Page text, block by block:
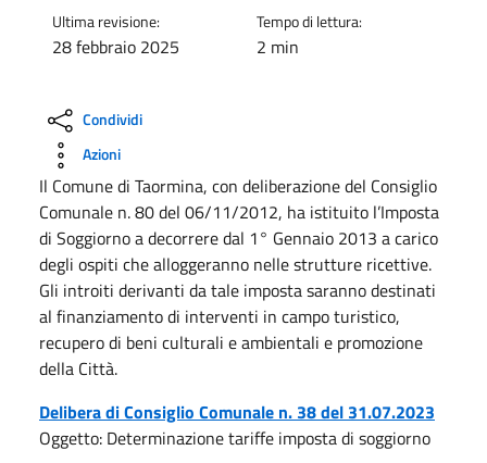
Ultima revisione:
28 febbraio 2025
Tempo di lettura:
2 min
Condividi
Azioni
Il Comune di Taormina, con deliberazione del Consiglio
Comunale n. 80 del 06/11/2012, ha istituito l’Imposta
di Soggiorno a decorrere dal 1° Gennaio 2013 a carico
degli ospiti che alloggeranno nelle strutture ricettive.
Gli introiti derivanti da tale imposta saranno destinati
al finanziamento di interventi in campo turistico,
recupero di beni culturali e ambientali e promozione
della Città.
Delibera di Consiglio Comunale n. 38 del 31.07.2023
Oggetto: Determinazione tariffe imposta di soggiorno